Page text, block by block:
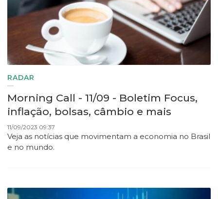
RADAR
Morning Call - 11/09 - Boletim Focus,
inflação, bolsas, câmbio e mais
11/09/2023 09:37
Veja as notícias que movimentam a economia no Brasil
e no mundo.